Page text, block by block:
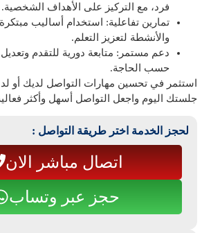
فرد، مع التركيز على الأهداف الشخصية.
تمارين تفاعلية: استخدام أساليب
والأنشطة لتعزيز التعلم.
دعم مستمر: متابعة دورية للتقدم
حسب الحاجة.
استثمر في تحسين مهارات التواصل لديك أو
جلستك اليوم واجعل التواصل أسهل وأكثر
لحجز الخدمة اختر طريقة التواصل :
اتصال مباشر الان
حجز عبر وتساب